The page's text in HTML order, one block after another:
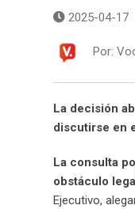
2025-04-17
Por:
La decisión
discutirse en
La consulta
obstáculo
Ejecutivo,